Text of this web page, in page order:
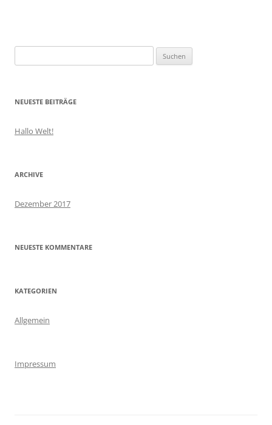
u
h
n
h
NEUESTE BEITRÄGE
Hallo Welt!
ARCHIVE
Dezember 2017
NEUESTE KOMMENTARE
KATEGORIEN
Allgemein
Impressum